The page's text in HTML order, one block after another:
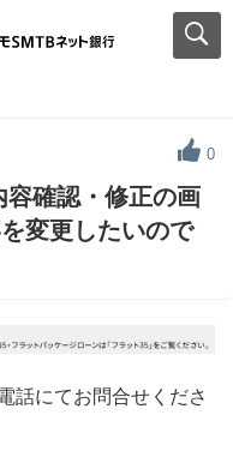
0
容確認・修正の画
変更したいので
話にてお問合せくださ